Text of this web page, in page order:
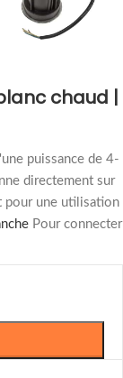
chaud |
puissance de 4-
directement sur
pour une utilisation
Pour connecter